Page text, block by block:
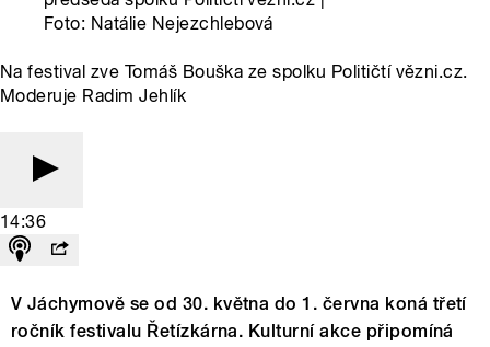
Foto: Natálie Nejezchlebová
Na festival zve Tomáš Bouška ze spolku Političtí vězni.cz.
Moderuje Radim Jehlík
14:36
V Jáchymově se od 30. května do 1. června koná třetí
ročník festivalu Řetízkárna. Kulturní akce připomíná